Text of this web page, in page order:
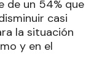
de un 54% que
casi
la situación
y en el